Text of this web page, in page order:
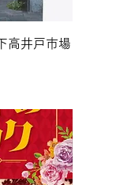
高井戸市場